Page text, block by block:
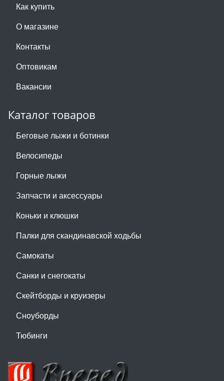
Как купить
О магазине
Контакты
Оптовикам
Вакансии
Каталог товаров
Беговые лыжи и ботинки
Велосипеды
Горные лыжи
Запчасти и аксессуары
Коньки и клюшки
Палки для скандинавской ходьбы
Самокаты
Санки и снегокаты
Скейтборды и круизеры
Сноуборды
Тюбинги